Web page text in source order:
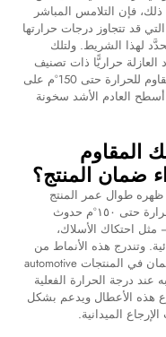
فإن التلامس المباشر
قد تتجاوز درجات حرارتها
المُحدَّد لهذا الشريط. ولتلك
حراريًّا ذات تصنيف
أعلى. ويُوصى باستخدام شريط الأكريليك المقاوم للحرارة حتى 150°م على
العادم الأشد سخونة
المقاوم
طوال عمر المنتج
الافتراضي، يمنع شريط الأكريليك المقاوم للحرارة حتى ١٥٠°م حدوث
مثل احتكاك الأسلاك،
وتندرج هذه الأنماط من
الأعطال ضمن الأسباب الرئيسية لطلبات الضمان في المنتجات automotive
عند درجة الحرارة الفعلية
هذه الأعطال ويدعم بشكل
الميدانية.